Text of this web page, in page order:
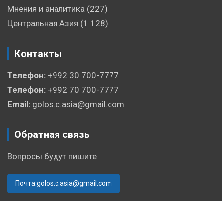
Мнения и аналитика (227)
Центральная Азия (1 128)
Контакты
Телефон: +992 30 700-7777
Телефон: +992 70 700-7777
Email: golos.c.asia@gmail.com
Обратная связь
Вопросы будут пишите
Почта:golos.c.asia@gmail.com